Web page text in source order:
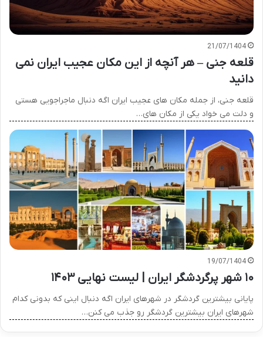
21/07/1404
قلعه جنی – هر آنچه از این مکان عجیب ایران نمی
دانید
قلعه جنی، از جمله مکان های عجیب ایران اگه دنبال ماجراجویی هستی
و دلت می خواد یکی از مکان های…
19/07/1404
۱۰ شهر پرگردشگر ایران | لیست نهایی ۱۴۰۳
پایانی بیشترین گردشگر در شهرهای ایران اگه دنبال اینی که بدونی کدام
شهرهای ایران بیشترین گردشگر رو جذب می کنن…